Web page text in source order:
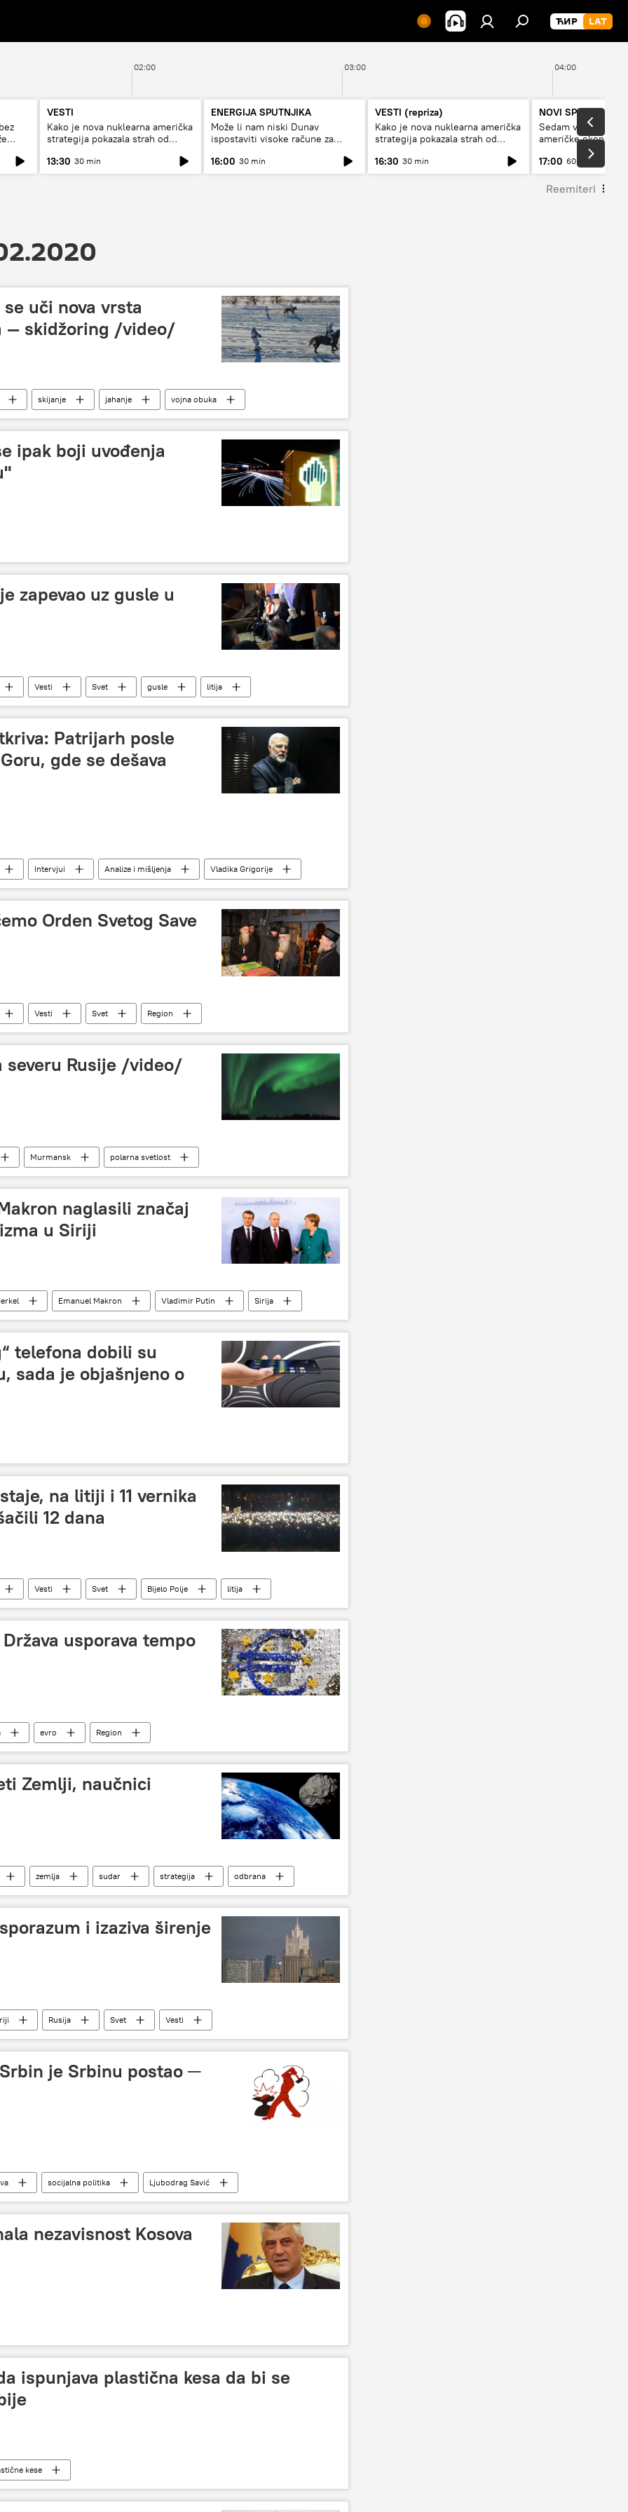
02:00 03:00 04:00
VESTI
Kako je nova nuklearna američka
strategija pokazala strah od
13:30 30 min
ENERGIJA SPUTNJIKA
Može li nam niski Dunav
ispostaviti visoke račune za
16:00 30 min
VESTI (repriza)
Kako je nova nuklearna američka
strategija pokazala strah od
16:30 30 min
NOVI SPUTNJIK
Sedam
američke
17:00 60 min
Reemiteri
uči nova vrsta
— skidžoring /video/
skijanje jahanje vojna obuka
ipak boji uvođenja
zapevao uz gusle u
Vesti Svet gusle
litija
Patrijarh posle
gde se dešava
Intervjui Analize i mišljenja
Vladika Grigorije
litija pobeda
Milo Đukanović
Orden Svetog Save
Vesti Svet Region
severu Rusije /video/
Murmansk polarna svetlost
naglasili značaj
u Siriji
Emanuel Makron Vladimir Putin
Sirija
telefona dobili su
sada je objašnjeno o
na litiji i 11 vernika
12 dana
Vesti Svet Bijelo Polje
litija
usporava tempo
evro Region
Zemlji, naučnici
zemlja sudar strategija
odbrana
i izaziva širenje
Rusija Svet
Vesti
Idlib
je Srbinu postao ─
socijalna politika
Ljubodrag Savić
nezavisnost Kosova
ispunjava plastična kesa da bi se
kese